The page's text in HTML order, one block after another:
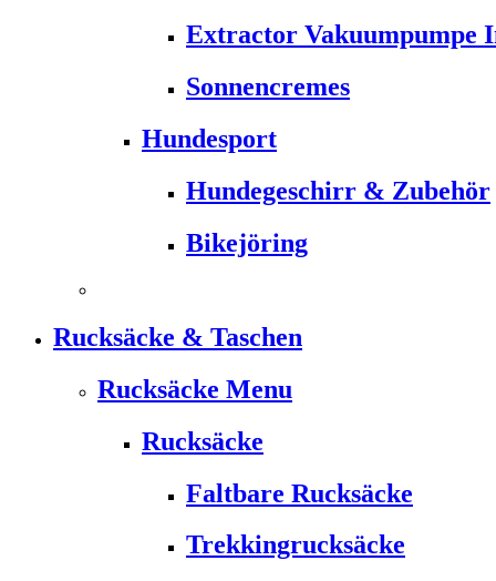
Extractor Vakuumpumpe
Sonnencremes
Hundesport
Hundegeschirr & Zubehör
Bikejöring
Rucksäcke & Taschen
Rucksäcke Menu
Rucksäcke
Faltbare Rucksäcke
Trekkingrucksäcke